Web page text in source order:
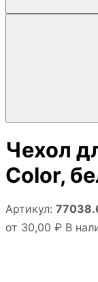
Чехол
Color,
Артикул:
от 30,00 ₽ В